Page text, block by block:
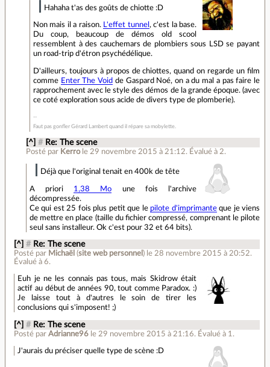
Hahaha t'as des goûts de chiotte :D
Non mais il a raison. L'effet tunnel , c'est la base.
Du coup, beaucoup de démos old scool
ressemblent à des cauchemars de plombiers sous LSD se payant
un road-trip d'étron psychédélique.
D'ailleurs, toujours à propos de chiottes, quand on regarde un film
comme Enter The Void de Gaspard Noé, on a du mal a pas faire le
rapprochement avec le style des démos de la grande époque. (avec
ce coté exploration sous acide de divers type de plomberie).
Faut pas gonfler Gérard Lambert quand il répare sa mobylette.
[^] # Re: The scene
Posté par Kerro le 29 novembre 2015 à 21:12. Évalué à 2.
Déjà que l'original tenait en 400k de tête
A priori 1,38 Mo une fois l'archive
décompressée.
Ce qui est 25 fois plus petit que le pilote d'imprimanteque je viens
de mettre en place (taille du fichier compressé, comprenant le pilote
seul sans installeur. Ok c'est pour 32 et 64 bits).
[^] # Re: The scene
Posté par Michaël (site web personnel ) le 28 novembre 2015 à 20:52.
Évalué à6.
Euh je ne les connais pas tous, mais Skidrow était
actif au début de années 90, tout comme Paradox. :)
Je laisse tout à d'autres le soin de tirer les
conclusions qui s'imposent! ;)
[^] # Re: The scene
Posté parAdrianne96 le 29 novembre 2015 à 21:16. Évalué à 1 .
J'aurais du préciser quelle type de scène :D